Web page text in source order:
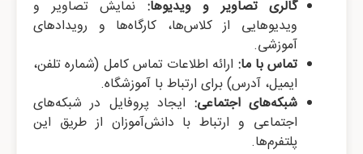
گالری تصاویر و ویدیوها: نمایش تصاویر و
ویدیوهایی از کلاس‌ها، کارگاه‌ها و رویدادهای
آموزشی.
تماس با ما: ارائه اطلاعات تماس کامل (شماره تلفن،
ایمیل، آدرس) برای ارتباط با آموزشگاه.
شبکه‌های اجتماعی: ایجاد پروفایل در شبکه‌های
اجتماعی و ارتباط با دانش‌آموزان از طریق این
پلتفرم‌ها.